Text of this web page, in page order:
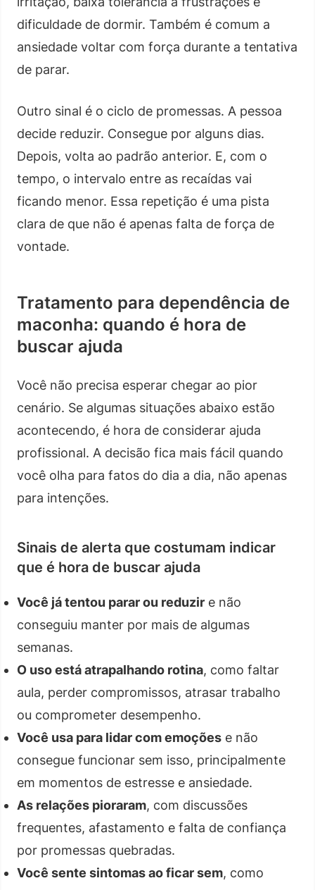
dificuldade de dormir. Também é comum a
ansiedade voltar com força durante a tentativa
de parar.
Outro sinal é o ciclo de promessas. A pessoa
decide reduzir. Consegue por alguns dias.
Depois, volta ao padrão anterior. E, com o
tempo, o intervalo entre as recaídas vai
ficando menor. Essa repetição é uma pista
clara de que não é apenas falta de força de
vontade.
Tratamento para dependência de
maconha: quando é hora de
buscar ajuda
Você não precisa esperar chegar ao pior
cenário. Se algumas situações abaixo estão
acontecendo, é hora de considerar ajuda
profissional. A decisão fica mais fácil quando
você olha para fatos do dia a dia, não apenas
para intenções.
Sinais de alerta que costumam indicar
que é hora de buscar ajuda
Você já tentou parar ou reduzir e não
conseguiu manter por mais de algumas
semanas.
O uso está atrapalhando rotina, como faltar
aula, perder compromissos, atrasar trabalho
ou comprometer desempenho.
Você usa para lidar com emoções e não
consegue funcionar sem isso, principalmente
em momentos de estresse e ansiedade.
As relações pioraram, com discussões
frequentes, afastamento e falta de confiança
por promessas quebradas.
Você sente sintomas ao ficar sem, como